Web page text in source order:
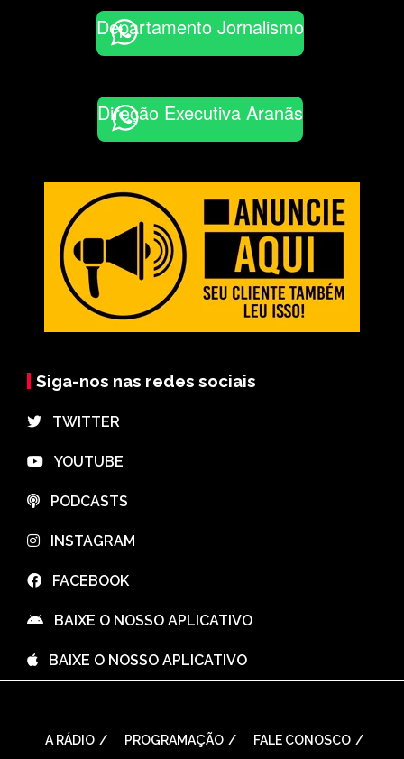
Departamento Jornalismo
Direção Executiva Aranãs
Siga-nos nas redes sociais
⠀TWITTER
⠀YOUTUBE
⠀PODCASTS
⠀INSTAGRAM
⠀FACEBOOK
⠀BAIXE O NOSSO APLICATIVO
⠀BAIXE O NOSSO APLICATIVO
A RÁDIO PROGRAMAÇÃO FALE CONOSCO